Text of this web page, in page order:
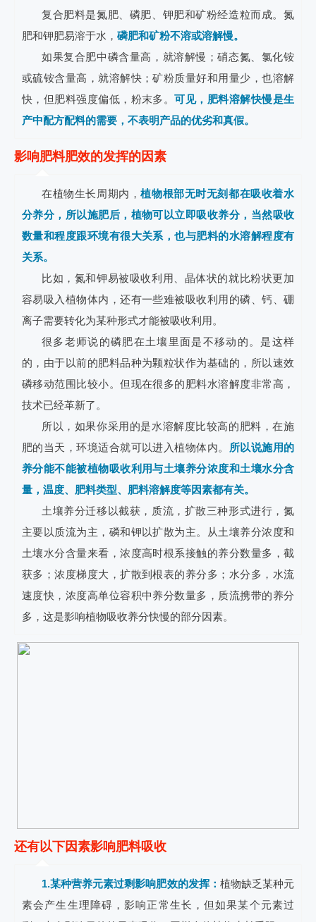
复合肥料是氮肥、磷肥、钾肥和矿粉经造粒而成。氮
肥和钾肥易溶于水， 磷肥和矿粉不溶或溶解慢。
如果复合肥中磷含量高，就溶解慢；硝态氮、氯化铵
或硫铵含量高，就溶解快；矿粉质量好和用量少，也溶解
快，但肥料强度偏低，粉末多。可见，肥料溶解快慢是生
产中配方配料的需要，不表明产品的优劣和真假。
影响肥料肥效的发挥的因素
在植物生长周期内，植物根部无时无刻都在吸收着水
分养分，所以施肥后，植物可以立即吸收养分，当然吸收
数量和程度跟环境有很大关系，也与肥料的水溶解程度有
关系。
比如，氮和钾易被吸收利用、晶体状的就比粉状更加
容易吸入植物体内，还有一些难被吸收利用的磷、钙、硼
离子需要转化为某种形式才能被吸收利用。
很多老师说的磷肥在土壤里面是不移动的。是这样
的，由于以前的肥料品种为颗粒状作为基础的，所以速效
磷移动范围比较小。但现在很多的肥料水溶解度非常高，
技术已经革新了。
所以，如果你采用的是水溶解度比较高的肥料，在施
肥的当天，环境适合就可以进入植物体内。 所以说施用的
养分能不能被植物吸收利用与土壤养分浓度和土壤水分含
量，温度、肥料类型、肥料溶解度等因素都有关。
土壤养分迁移以截获，质流，扩散三种形式进行，氮
主要以质流为主，磷和钾以扩散为主。从土壤养分浓度和
土壤水分含量来看，浓度高时根系接触的养分数量多，截
获多；浓度梯度大，扩散到根表的养分多；水分多，水流
速度快，浓度高单位容积中养分数量多，质流携带的养分
多，这是影响植物吸收养分快慢的部分因素。
还有以下因素影响肥料吸收
1.某种营养元素过剩影响肥效的发挥： 植物缺乏某种元
素会产生生理障碍，影响正常生长，但如果某个元素过